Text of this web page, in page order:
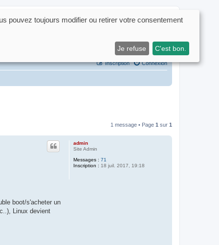
Connexion
Inscription
1 message • Page 1 sur 1
admin
Site Admin
Messages : 71
Inscription : 18 juil. 2017, 19:18
boot/s'acheter un
Linux devient
pouvez toujours modifier ou retirer votre consentement
Je refuse C'est bon.